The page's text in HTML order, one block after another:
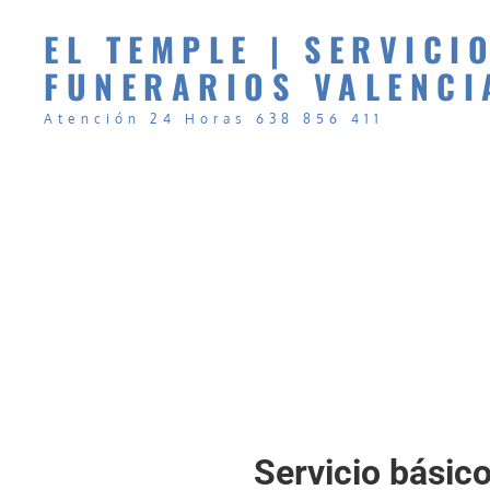
EL TEMPLE |
FUNERARIOS
Atención 24 Horas 638 856 411
Servicio básico